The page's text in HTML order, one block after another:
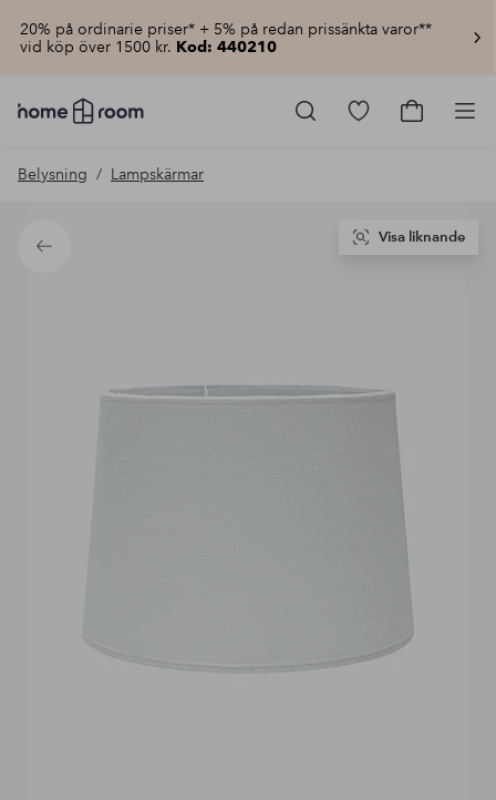
20% på ordinarie priser* + 5% på redan prissänkta varor**
vid köp över 1500 kr. Kod: 440210
Homeroom
–
hemmet
pris
Gå
Gå
Belysning Lampskärmar
Tillbaka
Visa liknande